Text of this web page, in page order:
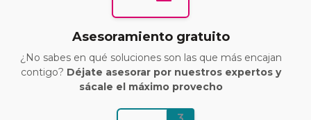
Asesoramiento gratuito
¿No sabes en qué soluciones son las que más encajan
contigo? Déjate asesorar por nuestros expertos y
sácale el máximo provecho